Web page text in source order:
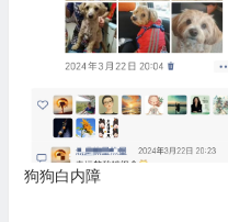
狗狗白内障